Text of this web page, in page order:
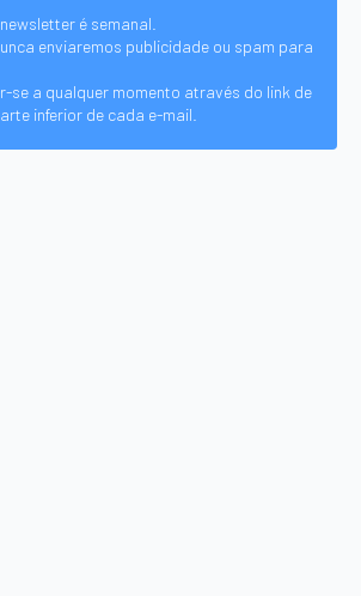
é semanal.
enviaremos publicidade ou spam para
se a qualquer momento através do link de
inferior de cada e-mail.